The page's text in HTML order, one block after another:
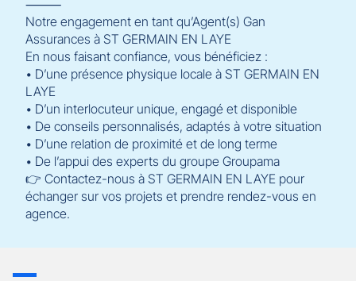
⸻
Notre engagement en tant qu’Agent(s) Gan
Assurances à ST GERMAIN EN LAYE
En nous faisant confiance, vous bénéficiez :
• D’une présence physique locale à ST GERMAIN EN
LAYE
• D’un interlocuteur unique, engagé et disponible
• De conseils personnalisés, adaptés à votre situation
• D’une relation de proximité et de long terme
• De l’appui des experts du groupe Groupama
👉 Contactez-nous à ST GERMAIN EN LAYE pour
échanger sur vos projets et prendre rendez-vous en
agence.